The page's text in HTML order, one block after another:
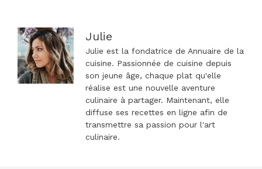
Julie
Julie est la fondatrice de Annuaire de la
cuisine. Passionnée de cuisine depuis
son jeune âge, chaque plat qu'elle
réalise est une nouvelle aventure
culinaire à partager. Maintenant, elle
diffuse ses recettes en ligne afin de
transmettre sa passion pour l'art
culinaire.